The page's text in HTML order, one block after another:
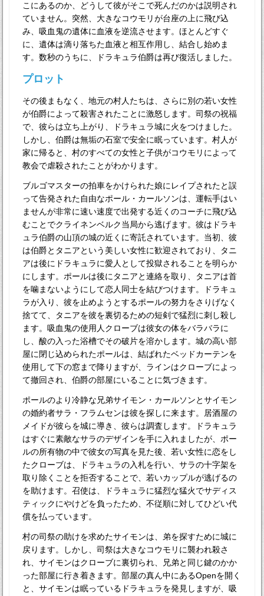
こにあるのか、どうして彼がそこで死んだのかは説明され
ていません。突然、大きなコウモリが台座の上に飛び込
み、吸血鬼の遺体に血液を逆流させます。ほとんどすぐ
に、遺体は滴り落ちた血液と相互作用し、結合し始めま
す。数秒のうちに、ドラキュラ伯爵は再び復活しました。
プロット
その後まもなく、地元の村人たちは、さらに別の若い女性
が伯爵によって殺害されたことに激怒します。司祭の祝福
で、彼らは立ち上がり、ドラキュラ城に火をつけました。
しかし、伯爵は無垢の石室で安全に眠っています。村人が
家に帰ると、村のすべての女性と子供がコウモリによって
教会で虐殺されたことがわかります。
ブルゴマスターの拍車をかけられた娘にレイプされたと誤
って告発された自由なポール・カールソンは、運転手はい
ませんが非常に速い速度で出発する近くのコーチに飛び込
むことでクライネンベルク当局から逃げます。彼はドラキ
ュラ伯爵の山頂の城の近くに寄託されています。当初、彼
は伯爵とタニアという美しい女性に歓迎されており、タニ
アは後にドラキュラに愛人として投獄されることを明らか
にします。ポールは後にタニアと連絡を取り、タニアは首
を噛まないようにして恋人同士を結びつけます。ドラキュ
ラが入り、彼を止めようとするポールの努力をさりげなく
捨てて、タニアを彼を裏切るための短剣で猛烈に刺し殺し
ます。吸血鬼の使用人クローブは彼女の体をバラバラに
し、酸の入った浴槽でその破片を溶かします。城の高い部
屋に閉じ込められたポールは、結ばれたベッドカーテンを
使用して下の窓まで降りますが、ラインはクローブによっ
て撤回され、伯爵の部屋にいることに気づきます。
ポールのより冷静な兄弟サイモン・カールソンとサイモン
の婚約者サラ・フラムセンは彼を探しに来ます。居酒屋の
メイドが彼らを城に導き、彼らは調査します。ドラキュラ
はすぐに素敵なサラのデザインを手に入れましたが、ポー
ルの所有物の中で彼女の写真を見た後、若い女性に恋をし
たクローブは、ドラキュラの入札を行い、サラの十字架を
取り除くことを拒否することで、若いカップルが逃げるの
を助けます。召使は、ドラキュラに猛烈な猛火でサディス
ティックにやけどを負ったため、不従順に対してひどい代
償を払っています。
村の司祭の助けを求めたサイモンは、弟を探すために城に
戻ります。しかし、司祭は大きなコウモリに襲われ殺さ
れ、サイモンはクローブに裏切られ、兄弟と同じ鍵のかか
った部屋に行き着きます。部屋の真ん中にあるOpenを開く
と、サイモンは眠っているドラキュラを発見しますが、吸